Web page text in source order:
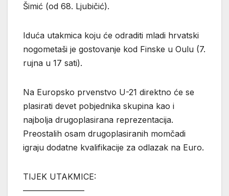
Šimić (od 68. Ljubičić).
Iduća utakmica koju će odraditi mladi hrvatski
nogometaši je gostovanje kod Finske u Oulu (7.
rujna u 17 sati).
Na Europsko prvenstvo U-21 direktno će se
plasirati devet pobjednika skupina kao i
najbolja drugoplasirana reprezentacija.
Preostalih osam drugoplasiranih momčadi
igraju dodatne kvalifikacije za odlazak na Euro.
TIJEK UTAKMICE:
———————–